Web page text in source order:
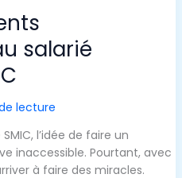
salarié
lecture
l’idée de faire un
inaccessible. Pourtant, avec
à faire des miracles.